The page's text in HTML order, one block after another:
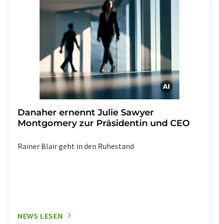
Danaher ernennt Julie Sawyer
Montgomery zur Präsidentin und CEO
Rainer Blair geht in den Ruhestand
NEWS LESEN